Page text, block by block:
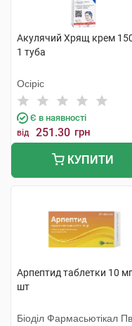
Акулячий Хрящ крем
1 туба
Осіріс
Є в наявності
від 251.30 грн
КУПИТИ
Арпептид таблетки 10
шт
Біоділ Фармасьютікал